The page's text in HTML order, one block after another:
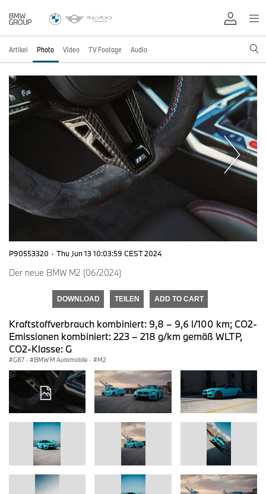
Artikel Photo Video TV Footage Audio
P90553320 · Thu Jun 13 10:03:59 CEST 2024
Der neue BMW M2 (06/2024)
DOWNLOAD TEILEN ADD TO CART
Kraftstoffverbrauch kombiniert: 9,8 – 9,6 l/100 km; CO2-
Emissionen kombiniert: 223 – 218 g/km gemäß WLTP,
CO2-Klasse: G
G87 · BMW M Automobile · M2